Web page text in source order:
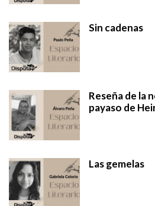
Sin cadenas
Reseña de la
payaso de
Las gemelas